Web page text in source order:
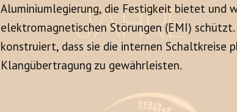
Aluminiumlegierung, die Festigkeit bietet und
elektromagnetischen Störungen (EMI)
konstruiert, dass sie die internen Schaltkreise
Klangübertragung zu gewährleisten.